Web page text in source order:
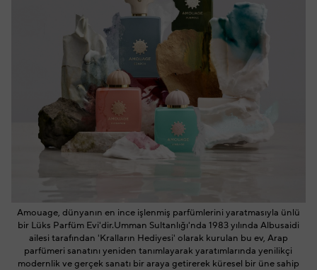
Amouage, dünyanın en ince işlenmiş parfümlerini yaratmasıyla ünlü
bir Lüks Parfüm Evi'dir.Umman Sultanlığı'nda 1983 yılında Albusaidi
ailesi tarafından 'Kralların Hediyesi' olarak kurulan bu ev, Arap
parfümeri sanatını yeniden tanımlayarak yaratımlarında yenilikçi
modernlik ve gerçek sanatı bir araya getirerek küresel bir üne sahip